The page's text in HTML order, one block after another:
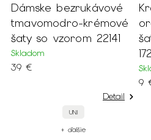
Dámske bezrukávové
tmavomodro-krémové
šaty so vzorom 22141
Skladom
39 €
Detail
UNI
+ ďalšie
9